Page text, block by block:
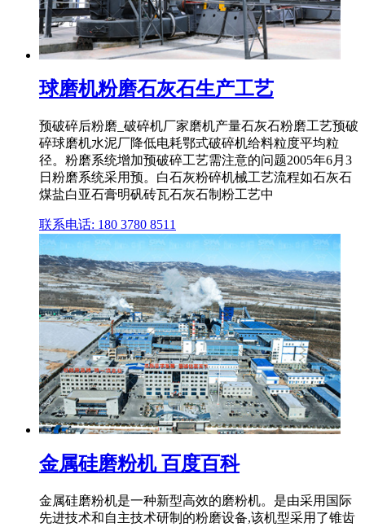
球磨机粉磨石灰石生产工艺
预破碎后粉磨_破碎机厂家磨机产量石灰石粉磨工艺预破
碎球磨机水泥厂降低电耗鄂式破碎机给料粒度平均粒
径。粉磨系统增加预破碎工艺需注意的问题2005年6月3
日粉磨系统采用预。白石灰粉碎机械工艺流程如石灰石
煤盐白亚石膏明矾砖瓦石灰石制粉工艺中
联系电话: 180 3780 8511
金属硅磨粉机 百度百科
金属硅磨粉机是一种新型高效的磨粉机。是由采用国际
先进技术和自主技术研制的粉磨设备,该机型采用了锥齿